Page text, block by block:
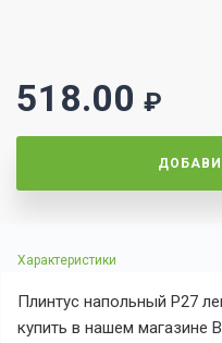
518.00 ₽
Характеристики
Плинтус напольный P27
купить в нашем магазине